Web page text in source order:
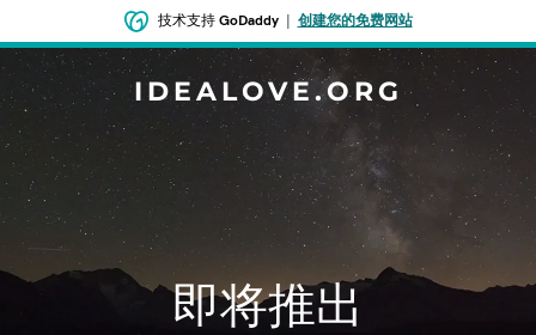
技术支持 GoDaddy| 创建您的免费网站
IDEALOVE.ORG
即将推出